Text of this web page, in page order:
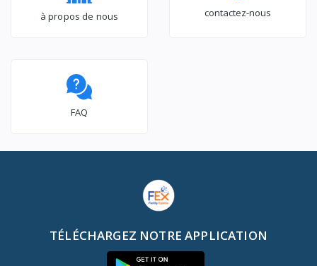
à propos de nous contactez-nous
FAQ
TÉLÉCHARGEZ NOTRE APPLICATION